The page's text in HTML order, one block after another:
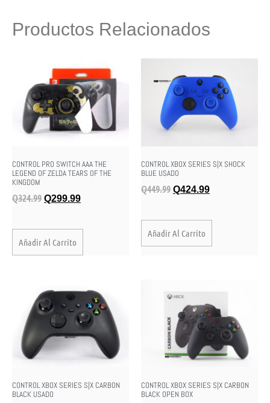
Productos Relacionados
CONTROL PRO SWITCH AAA THE
LEGEND OF ZELDA TEARS OF THE
KINGDOM
Q324.99 Q299.99
Añadir Al Carrito
CONTROL XBOX SERIES S|X SHOCK
BLUE USADO
Q449.99 Q424.99
Añadir Al Carrito
CONTROL XBOX SERIES S|X CARBON
BLACK USADO
CONTROL XBOX SERIES S|X CARBON
BLACK OPEN BOX